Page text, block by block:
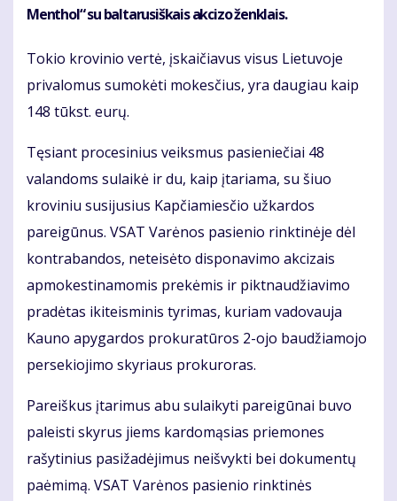
Menthol“ su baltarusiškais akcizo ženklais.
Tokio krovinio vertė, įskaičiavus visus Lietuvoje
privalomus sumokėti mokesčius, yra daugiau kaip
148 tūkst. eurų.
Tęsiant procesinius veiksmus pasieniečiai 48
valandoms sulaikė ir du, kaip įtariama, su šiuo
kroviniu susijusius Kapčiamiesčio užkardos
pareigūnus. VSAT Varėnos pasienio rinktinėje dėl
kontrabandos, neteisėto disponavimo akcizais
apmokestinamomis prekėmis ir piktnaudžiavimo
pradėtas ikiteisminis tyrimas, kuriam vadovauja
Kauno apygardos prokuratūros 2-ojo baudžiamojo
persekiojimo skyriaus prokuroras.
Pareiškus įtarimus abu sulaikyti pareigūnai buvo
paleisti skyrus jiems kardomąsias priemones
rašytinius pasižadėjimus neišvykti bei dokumentų
paėmimą. VSAT Varėnos pasienio rinktinės